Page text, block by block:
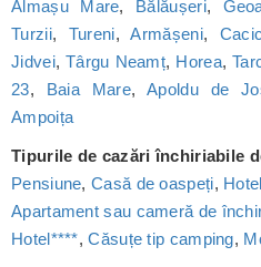
Almașu Mare, Bălăușeri,
Turzii, Tureni,Armășeni,
Jidvei,Târgu Neamț, Horea,
23, Baia Mare,Apoldu de
Ampoița
Tipurile de cazări închiriabile
Pensiune,Casă de oaspeți,
Apartament sau cameră de
Hotel****,Căsuțe tip camping,